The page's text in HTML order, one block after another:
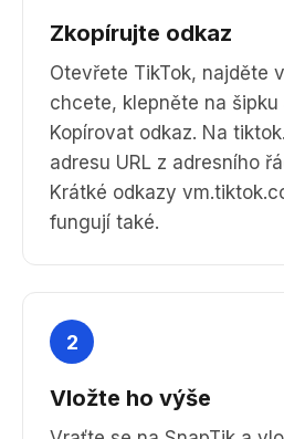
Zkopírujte odkaz
Otevřete TikTok, najděte
chcete, klepněte na
Kopírovat odkaz. Na
adresu URL z adresního
Krátké odkazy
fungují také.
2
Vložte ho výše